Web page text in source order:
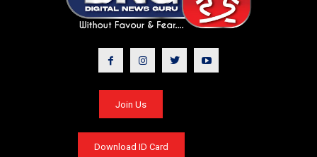
Join Us
Download ID Card